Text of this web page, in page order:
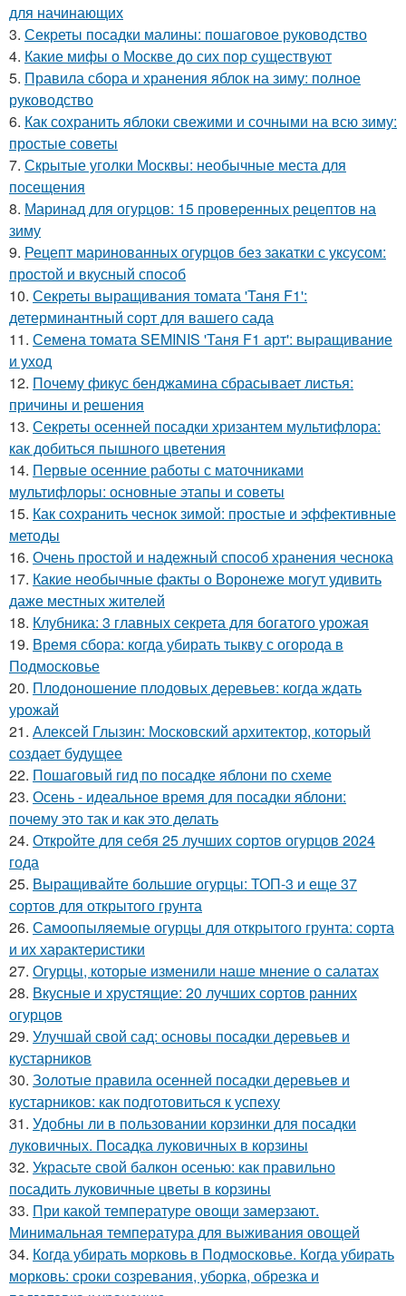
для начинающих
3. Секреты посадки малины: пошаговое руководство
4. Какие мифы о Москве до сих пор существуют
5. Правила сбора и хранения яблок на зиму: полное
руководство
6. Как сохранить яблоки свежими и сочными на всю зиму:
простые советы
7. Скрытые уголки Москвы: необычные места для
посещения
8. Маринад для огурцов: 15 проверенных рецептов на
зиму
9. Рецепт маринованных огурцов без закатки с уксусом:
простой и вкусный способ
10. Секреты выращивания томата 'Таня F1':
детерминантный сорт для вашего сада
11. Семена томата SEMINIS 'Таня F1 арт': выращивание
и уход
12. Почему фикус бенджамина сбрасывает листья:
причины и решения
13. Секреты осенней посадки хризантем мультифлора:
как добиться пышного цветения
14. Первые осенние работы с маточниками
мультифлоры: основные этапы и советы
15. Как сохранить чеснок зимой: простые и эффективные
методы
16. Очень простой и надежный способ хранения чеснока
17. Какие необычные факты о Воронеже могут удивить
даже местных жителей
18. Клубника: 3 главных секрета для богатого урожая
19. Время сбора: когда убирать тыкву с огорода в
Подмосковье
20. Плодоношение плодовых деревьев: когда ждать
урожай
21. Алексей Глызин: Московский архитектор, который
создает будущее
22. Пошаговый гид по посадке яблони по схеме
23. Осень - идеальное время для посадки яблони:
почему это так и как это делать
24. Откройте для себя 25 лучших сортов огурцов 2024
года
25. Выращивайте большие огурцы: ТОП-3 и еще 37
сортов для открытого грунта
26. Самоопыляемые огурцы для открытого грунта: сорта
и их характеристики
27. Огурцы, которые изменили наше мнение о салатах
28. Вкусные и хрустящие: 20 лучших сортов ранних
огурцов
29. Улучшай свой сад: основы посадки деревьев и
кустарников
30. Золотые правила осенней посадки деревьев и
кустарников: как подготовиться к успеху
31. Удобны ли в пользовании корзинки для посадки
луковичных. Посадка луковичных в корзины
32. Украсьте свой балкон осенью: как правильно
посадить луковичные цветы в корзины
33. При какой температуре овощи замерзают.
Минимальная температура для выживания овощей
34. Когда убирать морковь в Подмосковье. Когда убирать
морковь: сроки созревания, уборка, обрезка и